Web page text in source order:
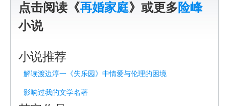
点击阅读《再婚家庭》或更多险峰
小说
小说推荐
解读渡边淳一《失乐园》中情爱与伦理的困境
影响过我的文学名著